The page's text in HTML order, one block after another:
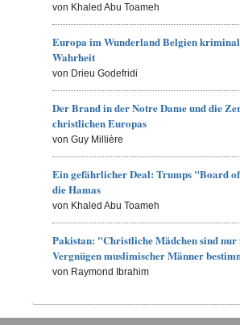
von Khaled Abu Toameh
Europa im Wunderland Belgien
Wahrheit
von Drieu Godefridi
Der Brand in der Notre Dame und die
christlichen Europas
von Guy Millière
Ein gefährlicher Deal: Trumps "Board
die Hamas
von Khaled Abu Toameh
Pakistan: "Christliche Mädchen sind nur
Vergnügen muslimischer Männer
von Raymond Ibrahim